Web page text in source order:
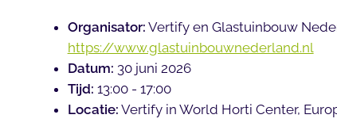
Organisator: Vertify en Glastuinbouw
https://www.glastuinbouwnederland.nl
Datum: 30 juni 2026
Tijd: 13:00 - 17:00
Locatie: Vertify in World Horti Center,